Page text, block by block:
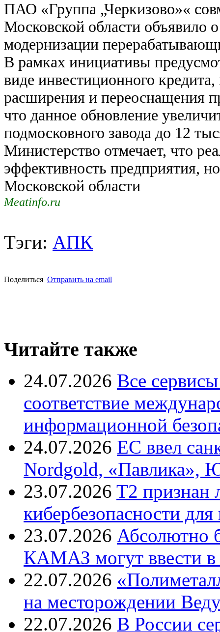
ПАО «Группа „Черкизово»«
Московской области объявило
модернизации
В рамках инициативы
виде инвестиционного
расширения и переоснащения
что данное обновление
подмосковного завода до 12
Министерство отмечает, что
эффективность предприятия,
Московской области
Meatinfo.ru
Тэги: АПК
Поделиться Отправить на email
Читайте также
24.07.2026 Все
соответствие
информационной
24.07.2026 ЕС ввел
Nordgold, «Павлика»,
23.07.2026 T2 признан
кибербезопасности
23.07.2026 Абсолютно
КАМАЗ могут ввести в
22.07.2026
на месторождении
22.07.2026 В России